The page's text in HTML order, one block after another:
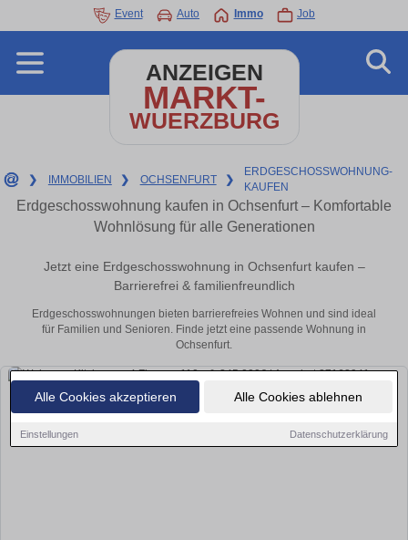
Alle Cookies akzeptieren Alle Cookies ablehnen
Einstellungen Datenschutzerklärung
Event Auto Immo Job
ANZEIGEN
MARKT-
WUERZBURG
❯ IMMOBILIEN ❯ OCHSENFURT ❯
ERDGESCHOSSWOHNUNG-
KAUFEN
Erdgeschosswohnung kaufen in Ochsenfurt – Komfortable
Wohnlösung für alle Generationen
Jetzt eine Erdgeschosswohnung in Ochsenfurt kaufen –
Barrierefrei & familienfreundlich
Erdgeschosswohnungen bieten barrierefreies Wohnen und sind ideal
für Familien und Senioren. Finde jetzt eine passende Wohnung in
Ochsenfurt.